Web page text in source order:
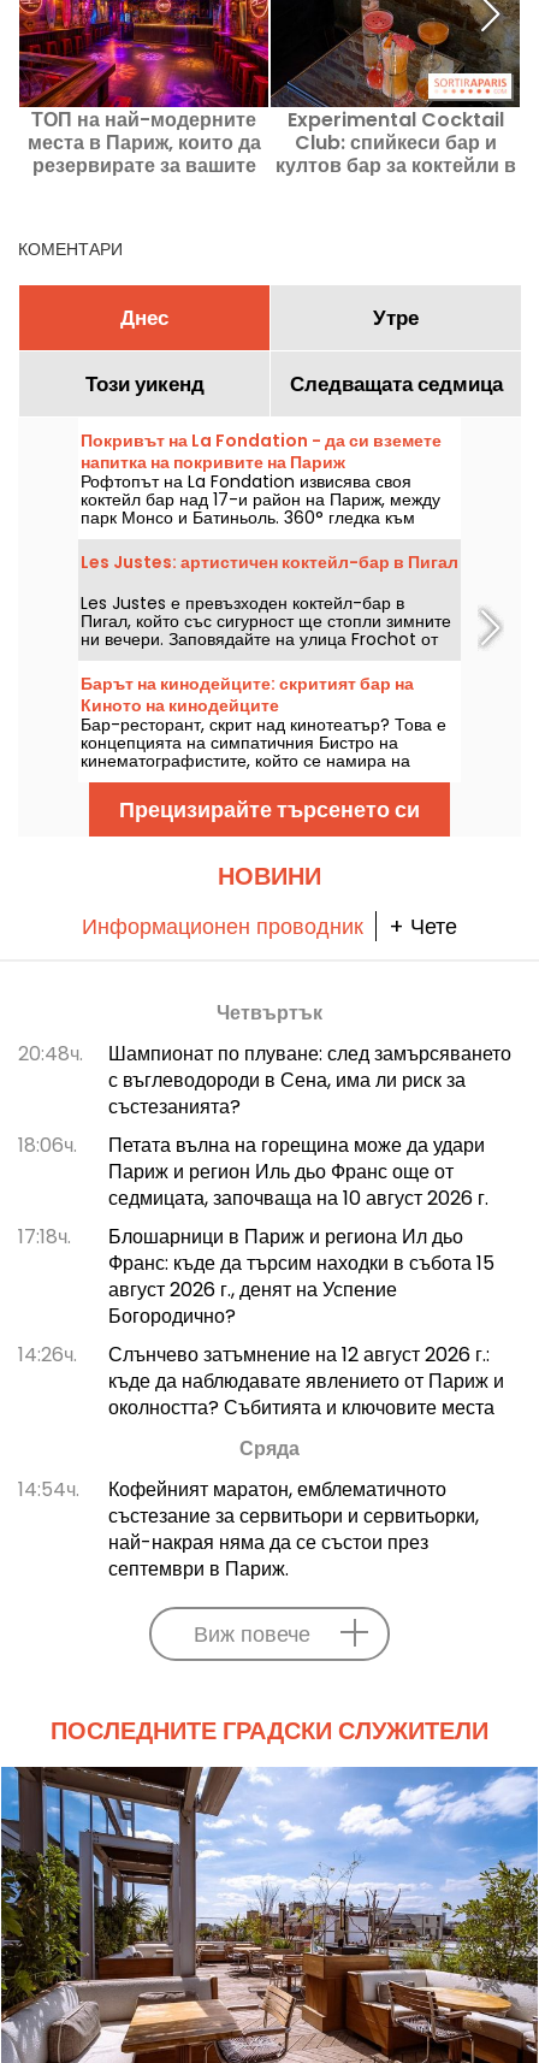
ТОП на най-модерните
места в Париж, които да
резервирате за вашите
Experimental Cocktail
Club: спийкеси бар и
култов бар за коктейли в
КОМЕНТАРИ
Днес Утре
Този уикенд Следващата седмица
Покривът на La Fondation - да си вземете
напитка на покривите на Париж
Рофтопът на La Fondation извисява своя
коктейл бар над 17-и район на Париж, между
парк Монсо и Батиньоль. 360° гледка към
столицата, тапас и коктейли с подпис, време е
да се качиш, да се понакараш въздух и да се
насладиш на хубавото настроение.
Les Justes: артистичен коктейл-бар в Пигал
Les Justes е превъзходен коктейл-бар в
Пигал, който със сигурност ще стопли зимните
ни вечери. Заповядайте на улица Frochot от
понеделник до събота в 18:00 ч.
Барът на кинодейците: скритият бар на
Киното на кинодейците
Бар-ресторант, скрит над кинотеатър? Това е
концепцията на симпатичния Бистро на
кинематографистите, който се намира на
етажа на Киното на кинематографистите в 17-
ия район на столицата.
Прецизирайте търсенето си
НОВИНИ
Информационен проводник + Чете
Четвъртък
20:48ч.
Шампионат по плуване: след замърсяването
с въглеводороди в Сена, има ли риск за
състезанията?
18:06ч.
Петата вълна на горещина може да удари
Париж и регион Иль дьо Франс още от
седмицата, започваща на 10 август 2026 г.
17:18ч.
Блошарници в Париж и региона Ил дьо
Франс: къде да търсим находки в събота 15
август 2026 г., денят на Успение
Богородично?
14:26ч.
Слънчево затъмнение на 12 август 2026 г.:
къде да наблюдавате явлението от Париж и
околността? Събитията и ключовите места
Сряда
14:54ч.
Кофейният маратон, емблематичното
състезание за сервитьори и сервитьорки,
най-накрая няма да се състои през
септември в Париж.
Виж повече
ПОСЛЕДНИТЕ ГРАДСКИ СЛУЖИТЕЛИ